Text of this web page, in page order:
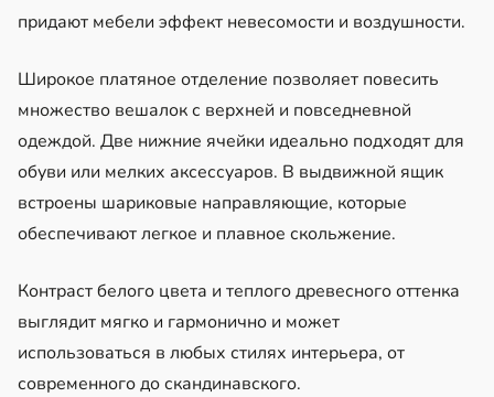
придают мебели эффект невесомости и воздушности.
Широкое платяное отделение позволяет повесить
множество вешалок с верхней и повседневной
одеждой. Две нижние ячейки идеально подходят для
обуви или мелких аксессуаров. В выдвижной ящик
встроены шариковые направляющие, которые
обеспечивают легкое и плавное скольжение.
Контраст белого цвета и теплого древесного оттенка
выглядит мягко и гармонично и может
использоваться в любых стилях интерьера, от
современного до скандинавского.